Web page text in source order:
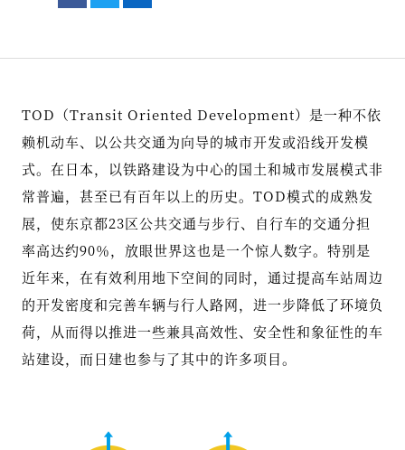
TOD（Transit Oriented Development）是一种不依
赖机动车、以公共交通为向导的城市开发或沿线开发模
式。在日本，以铁路建设为中心的国土和城市发展模式非
常普遍，甚至已有百年以上的历史。TOD模式的成熟发
展，使东京都23区公共交通与步行、自行车的交通分担
率高达约90％，放眼世界这也是一个惊人数字。特别是
近年来，在有效利用地下空间的同时，通过提高车站周边
的开发密度和完善车辆与行人路网，进一步降低了环境负
荷，从而得以推进一些兼具高效性、安全性和象征性的车
站建设，而日建也参与了其中的许多项目。